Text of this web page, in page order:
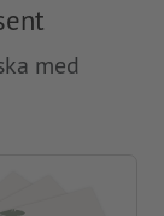
med